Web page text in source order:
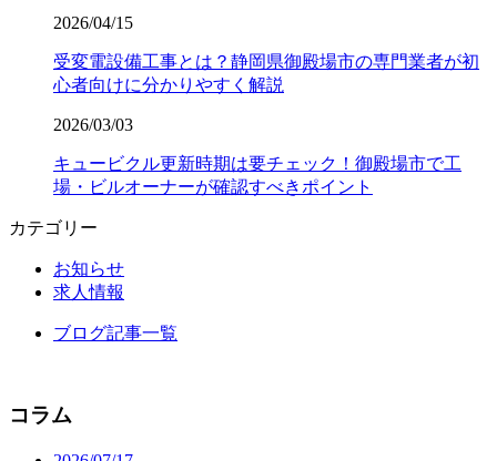
2026/04/15
受変電設備工事とは？静岡県御殿場市の専門業者が初
心者向けに分かりやすく解説
2026/03/03
キュービクル更新時期は要チェック！御殿場市で工
場・ビルオーナーが確認すべきポイント
カテゴリー
お知らせ
求人情報
ブログ記事一覧
コラム